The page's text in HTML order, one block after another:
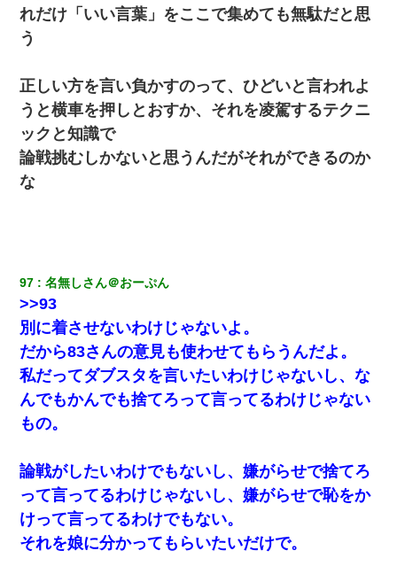
れだけ「いい言葉」をここで集めても無駄だと思
う
正しい方を言い負かすのって、ひどいと言われよ
うと横車を押しとおすか、それを凌駕するテクニ
ックと知識で
論戦挑むしかないと思うんだがそれができるのか
な
97 名無しさん＠おーぷん
>>93
別に着させないわけじゃないよ。
だから83さんの意見も使わせてもらうんだよ。
私だってダブスタを言いたいわけじゃないし、な
んでもかんでも捨てろって言ってるわけじゃない
もの。
論戦がしたいわけでもないし、嫌がらせで捨てろ
って言ってるわけじゃないし、嫌がらせで恥をか
けって言ってるわけでもない。
それを娘に分かってもらいたいだけで。